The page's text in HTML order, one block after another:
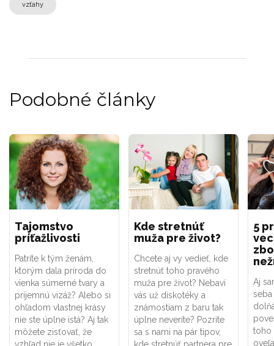
vzťahy
Podobné články
Tajomstvo
príťažlivosti
Patríte k tým ženám,
ktorým dala príroda do
vienka súmerné tvary a
príjemnú vizáž? Alebo si
ohľadom vlastnej krásy
nie ste úplne istá? Aj tak
môžete zisťovať, že
Kde stretnúť
muža pre život?
Chcete aj vy vedieť, kde
stretnúť toho pravého
muža pre život? Nebaví
vás už diskotéky a
známostiam z baru tak
úplne neveríte? Pozrite
sa s nami na pár tipov,
5
Aj
toho